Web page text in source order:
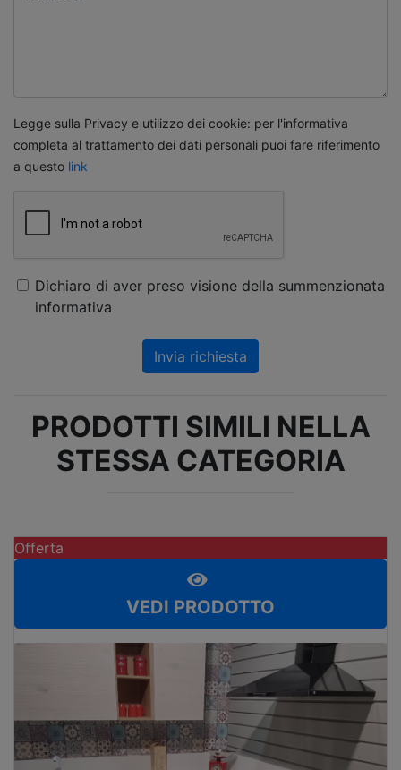
Legge sulla Privacy e utilizzo dei cookie: per l'informativa
completa al trattamento dei dati personali puoi fare riferimento
a questo link
Dichiaro di aver preso visione della summenzionata
informativa
Invia richiesta
PRODOTTI SIMILI NELLA
STESSA CATEGORIA
Offerta
VEDI PRODOTTO